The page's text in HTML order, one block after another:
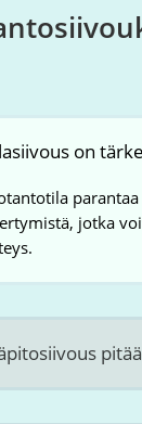
on
jotka